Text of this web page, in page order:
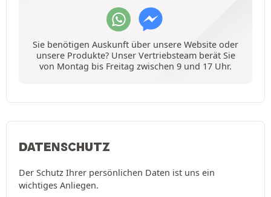
Sie benötigen Auskunft über unsere Website oder
unsere Produkte? Unser Vertriebsteam berät Sie
von Montag bis Freitag zwischen 9 und 17 Uhr.
DATENSCHUTZ
Der Schutz Ihrer persönlichen Daten ist uns ein
wichtiges Anliegen.